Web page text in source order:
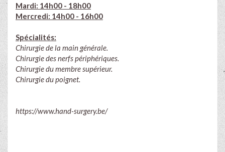
Mardi: 14h00 - 18h00
Mercredi: 14h00 - 16h00
Spécialités:
Chirurgie de la main générale.
Chirurgie des nerfs périphériques.
Chirurgie du membre supérieur.
Chirurgie du poignet.
https://www.hand-surgery.be/